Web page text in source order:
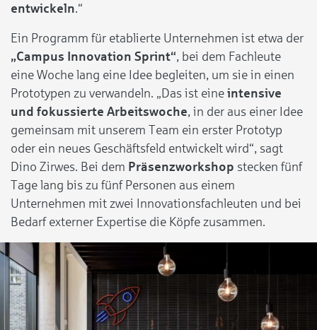
entwickeln.“
Ein Programm für etablierte Unternehmen ist etwa der
„Campus Innovation Sprint“, bei dem Fachleute
eine Woche lang eine Idee begleiten, um sie in einen
Prototypen zu verwandeln. „Das ist eine intensive
und fokussierte Arbeitswoche, in der aus einer Idee
gemeinsam mit unserem Team ein erster Prototyp
oder ein neues Geschäftsfeld entwickelt wird“, sagt
Dino Zirwes. Bei dem Präsenzworkshop stecken fünf
Tage lang bis zu fünf Personen aus einem
Unternehmen mit zwei Innovationsfachleuten und bei
Bedarf externer Expertise die Köpfe zusammen.